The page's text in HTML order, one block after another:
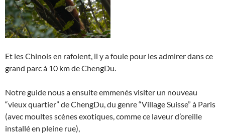
Et les Chinois en rafolent, il y a foule pour les admirer dans ce
grand parc à 10 km de ChengDu.
Notre guide nous a ensuite emmenés visiter un nouveau
“vieux quartier” de ChengDu, du genre “Village Suisse” à Paris
(avec moultes scènes exotiques, comme ce laveur d’oreille
installé en pleine rue),